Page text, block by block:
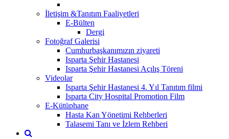
İletişim &Tanıtım Faaliyetleri
E-Bülten
Dergi
Fotoğraf Galerisi
Cumhurbaşkanımızın ziyareti
Isparta Şehir Hastanesi
Isparta Şehir Hastanesi Açılış Töreni
Videolar
Isparta Şehir Hastanesi 4. Yıl Tanıtım filmi
Isparta City Hospital Promotion Film
E-Kütüphane
Hasta Kan Yönetimi Rehberleri
Talasemi Tanı ve İzlem Rehberi